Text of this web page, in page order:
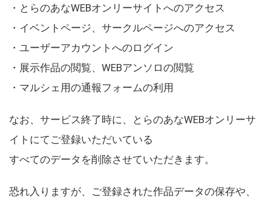
・とらのあなWEBオンリーサイトへのアクセス
・イベントページ、サークルページへのアクセス
・ユーザーアカウントへのログイン
・展示作品の閲覧、WEBアンソロの閲覧
・マルシェ用の通報フォームの利用
なお、サービス終了時に、とらのあなWEBオンリーサ
イトにてご登録いただいている
すべてのデータを削除させていただきます。
恐れ入りますが、ご登録された作品データの保存や、